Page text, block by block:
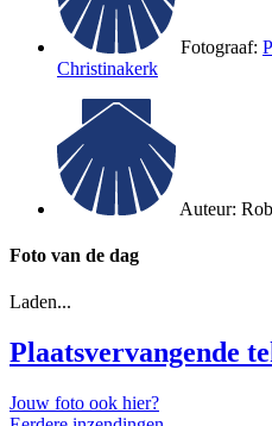
Fotograaf:
Christinakerk
Auteur:
Foto van de dag
Laden...
Plaatsvervangende
Jouw foto ook hier?